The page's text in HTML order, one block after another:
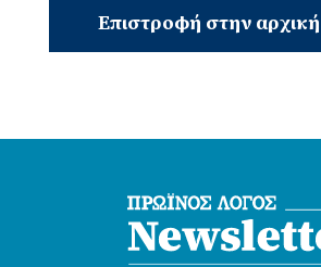
Επιστροφή στην